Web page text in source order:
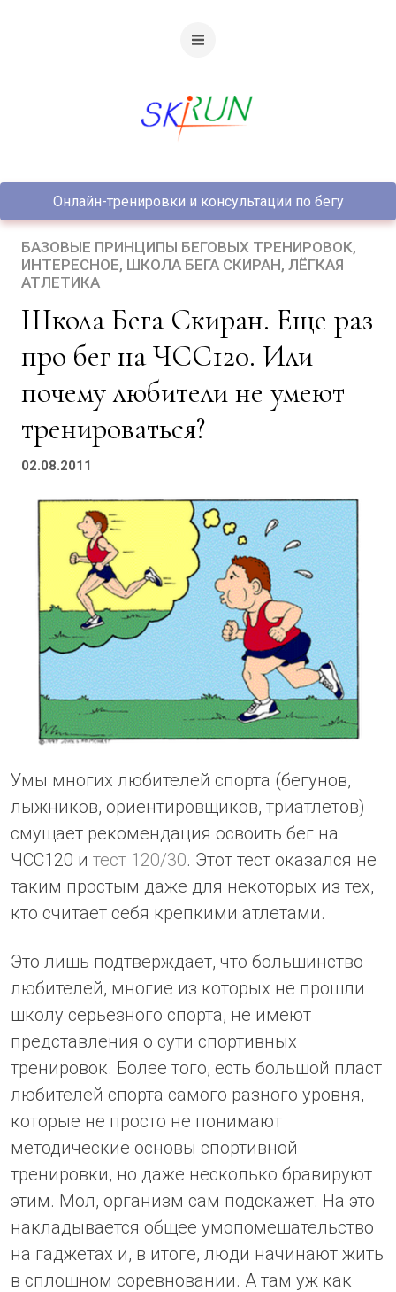
Онлайн-тренировки и консультации по бегу
БАЗОВЫЕ ПРИНЦИПЫ БЕГОВЫХ ТРЕНИРОВОК
ИНТЕРЕСНОЕ ШКОЛА БЕГА СКИРАН ЛЁГКАЯ
АТЛЕТИКА
Школа Бега Скиран. Еще раз
про бег на ЧСС120. Или
почему любители не умеют
тренироваться?
02.08.2011
Умы многих любителей спорта (бегунов,
лыжников, ориентировщиков, триатлетов)
смущает рекомендация освоить бег на
ЧСС120 и тест 120/30. Этот тест оказался не
таким простым даже для некоторых из тех,
кто считает себя крепкими атлетами.
Это лишь подтверждает, что большинство
любителей, многие из которых не прошли
школу серьезного спорта, не имеют
представления о сути спортивных
тренировок. Более того, есть большой пласт
любителей спорта самого разного уровня,
которые не просто не понимают
методические основы спортивной
тренировки, но даже несколько бравируют
этим. Мол, организм сам подскажет. На это
накладывается общее умопомешательство
на гаджетах и, в итоге, люди начинают жить
в сплошном соревновании. А там уж как